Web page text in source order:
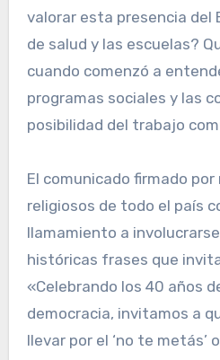
valorar esta presencia del
de salud y las escuelas?
cuando comenzó a
programas sociales y las
posibilidad del trabajo
El comunicado firmado
religiosos de todo el país
llamamiento a
históricas frases que
«Celebrando los 40 años
democracia, invitamos a
llevar por el ‘no te metás’